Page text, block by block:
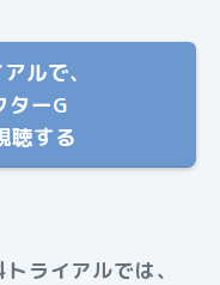
ルで、
ターG
聴する
ライアルでは、